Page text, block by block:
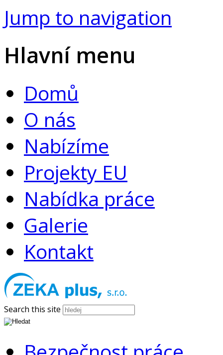
Jump to navigation
Hlavní menu
Domů
O nás
Nabízíme
Projekty EU
Nabídka práce
Galerie
Kontakt
Search this site